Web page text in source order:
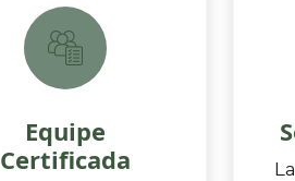
Equipe
Certificada